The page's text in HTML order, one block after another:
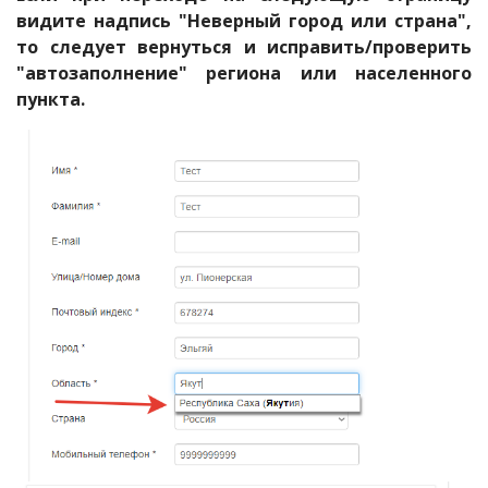
видите надпись "Неверный город или страна",
то следует вернуться и исправить/проверить
"автозаполнение" региона или населенного
пункта.